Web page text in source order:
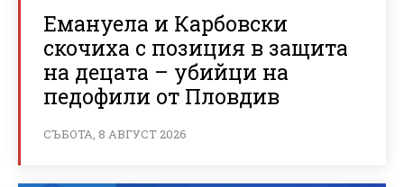
Емануела и Карбовски
скочиха с позиция в защита
на децата – убийци на
педофили от Пловдив
СЪБОТА, 8 АВГУСТ 2026